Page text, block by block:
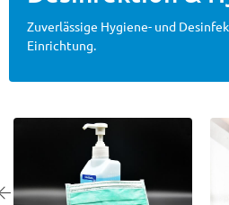
Zuverlässige Hygiene- und
Einrichtung.